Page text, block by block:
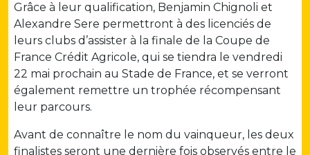
Grâce à leur qualification, Benjamin Chignoli et
Alexandre Sere permettront à des licenciés de
leurs clubs d’assister à la finale de la Coupe de
France Crédit Agricole, qui se tiendra le vendredi
22 mai prochain au Stade de France, et se verront
également remettre un trophée récompensant
leur parcours.
Avant de connaître le nom du vainqueur, les deux
finalistes seront une dernière fois observés entre le